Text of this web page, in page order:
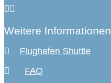
Weitere Informationen
Flughafen Shuttle
FAQ